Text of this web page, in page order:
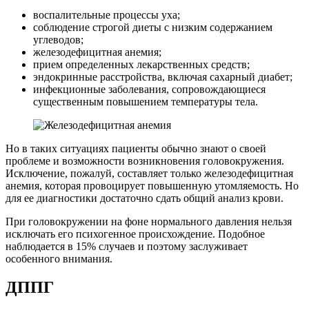
воспалительные процессы уха;
соблюдение строгой диеты с низким содержанием
углеводов;
железодефицитная анемия;
прием определенных лекарственных средств;
эндокринные расстройства, включая сахарный диабет;
инфекционные заболевания, сопровождающиеся
существенным повышением температуры тела.
Но в таких ситуациях пациенты обычно знают о своей
проблеме и возможности возникновения головокружения.
Исключение, пожалуй, составляет только железодефицитная
анемия, которая провоцирует повышенную утомляемость. Но
для ее диагностики достаточно сдать общий анализ крови.
При головокружении на фоне нормального давления нельзя
исключать его психогенное происхождение. Подобное
наблюдается в 15% случаев и поэтому заслуживает
особенного внимания.
ДППГ